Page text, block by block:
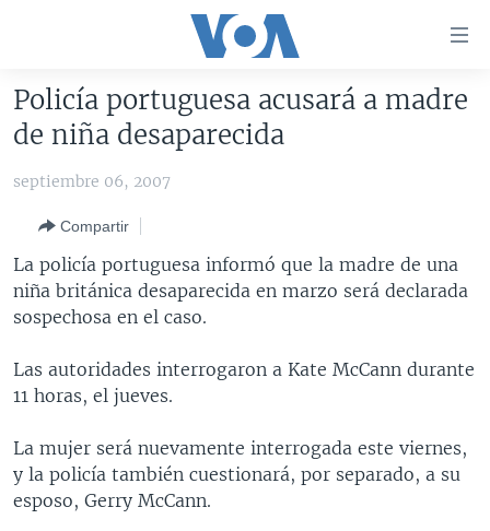
accesibilidad
Salte
contenido
principal
Salte
navegador
principal
Salte
búsqueda
AMÉRICA DEL NORTE
HAITÍ
ELECCIONES EEUU 2024
ELECCIONES EEUU
VOTO DIVIDIDO
VOA VERIFICA
VOA VERIFICA UCRANIA/RUSIA
VOA VERIFICA INMIGRACIÓN
VOA VERIFICA AMÉRICA LATINA
AMÉRICA LATINA
ARGENTINA
BOLIVIA
CHILE
ECUADOR
VENEZUELA
CHINA EN AMÉRICA LATINA
CENTROAMÉRICA
EL SALVADOR
HONDURAS
NICARAGUA
INMIGRACIÓN
MUNDO
ECONOMÍA
ESPECIALES DE LA VOA
UCRANIA
MULTIMEDIA
Policía portuguesa acusará a madre
de niña desaparecida
septiembre 06, 2007
Compartir
La policía portuguesa informó que la madre de una
niña británica desaparecida en marzo será declarada
sospechosa en el caso.
Las autoridades interrogaron a Kate McCann durante
11 horas, el jueves.
La mujer será nuevamente interrogada este viernes,
y la policía también cuestionará, por separado, a su
esposo, Gerry McCann.